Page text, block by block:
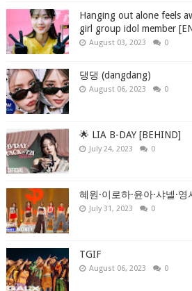
Hanging out alone feels
girl group idol member
August 03, 2023 0
댕댕 (dangdang)
August 06, 2023 0
🌟 LIA B-DAY [BEHIND]
July 24, 2023 0
혜원·이로하·윤아·샤넬·
July 31, 2023 0
TGIF
August 06, 2023 0